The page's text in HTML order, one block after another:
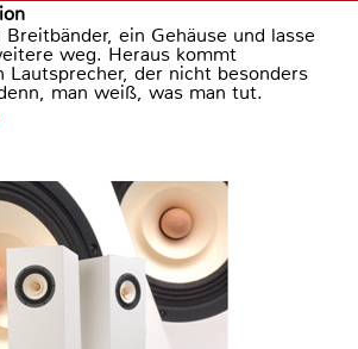
ein Gehäuse und lasse
weg. Heraus kommt
Lautsprecher, der nicht besonders
man weiß, was man tut.